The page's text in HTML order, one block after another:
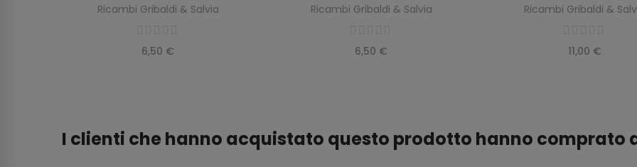
Ricambi Gribaldi & Salvia
6,50 €
Ricambi Gribaldi & Salvia
6,50 €
Ricambi Gribaldi &
11,00 €
I clienti che hanno acquistato questo prodotto hanno comprato